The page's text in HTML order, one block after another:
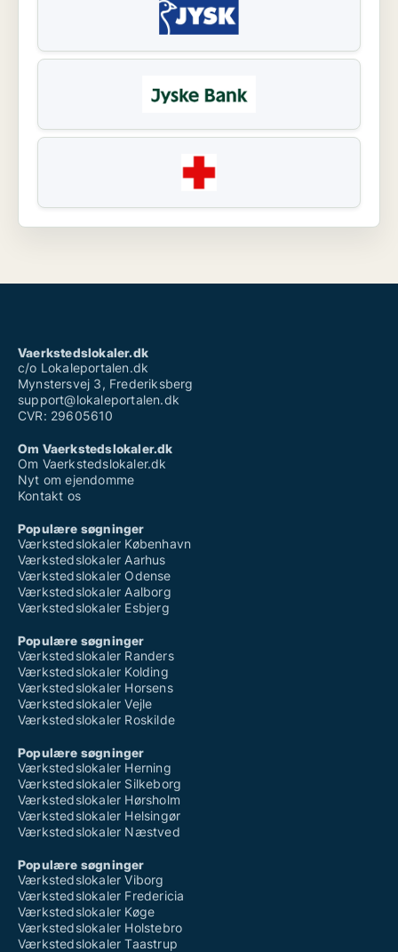
Vaerkstedslokaler.dk
c/o Lokaleportalen.dk
Mynstersvej 3, Frederiksberg
support@lokaleportalen.dk
CVR: 29605610
Om Vaerkstedslokaler.dk
Om Vaerkstedslokaler.dk
Nyt om ejendomme
Kontakt os
Populære søgninger
Værkstedslokaler København
Værkstedslokaler Aarhus
Værkstedslokaler Odense
Værkstedslokaler Aalborg
Værkstedslokaler Esbjerg
Populære søgninger
Værkstedslokaler Randers
Værkstedslokaler Kolding
Værkstedslokaler Horsens
Værkstedslokaler Vejle
Værkstedslokaler Roskilde
Populære søgninger
Værkstedslokaler Herning
Værkstedslokaler Silkeborg
Værkstedslokaler Hørsholm
Værkstedslokaler Helsingør
Værkstedslokaler Næstved
Populære søgninger
Værkstedslokaler Viborg
Værkstedslokaler Fredericia
Værkstedslokaler Køge
Værkstedslokaler Holstebro
Værkstedslokaler Taastrup